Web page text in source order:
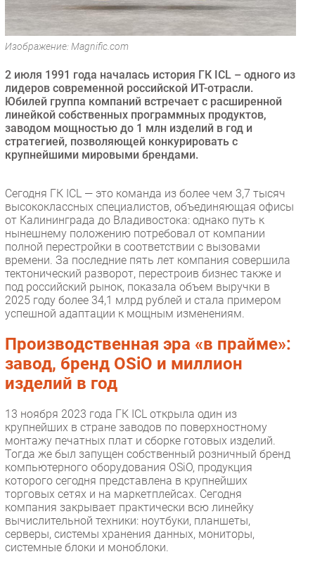
Безопасность
Инновации
Гаджеты
Здоровье
РАЗДЕЛЫ
Интервью
Мероприятия
Проекты
IT класс
Тестовый стенд
Каталог компаний
Изображение: Magnific.com
2 июля 1991 года началась история ГК ICL – одного из
лидеров современной российской ИТ-отрасли.
Юбилей группа компаний встречает с расширенной
линейкой собственных программных продуктов,
заводом мощностью до 1 млн изделий в год и
стратегией, позволяющей конкурировать с
крупнейшими мировыми брендами.
Сегодня ГК ICL — это команда из более чем 3,7 тысяч
высококлассных специалистов, объединяющая офисы
от Калининграда до Владивостока: однако путь к
нынешнему положению потребовал от компании
полной перестройки в соответствии с вызовами
времени. За последние пять лет компания совершила
тектонический разворот, перестроив бизнес также и
под российский рынок, показала объем выручки в
2025 году более 34,1 млрд рублей и стала примером
успешной адаптации к мощным изменениям.
Производственная эра «в прайме»:
завод, бренд OSiO и миллион
изделий в год
13 ноября 2023 года ГК ICL открыла один из
крупнейших в стране заводов по поверхностному
монтажу печатных плат и сборке готовых изделий.
Тогда же был запущен собственный розничный бренд
компьютерного оборудования OSiO, продукция
которого сегодня представлена в крупнейших
торговых сетях и на маркетплейсах. Сегодня
компания закрывает практически всю линейку
вычислительной техники: ноутбуки, планшеты,
серверы, системы хранения данных, мониторы,
системные блоки и моноблоки.